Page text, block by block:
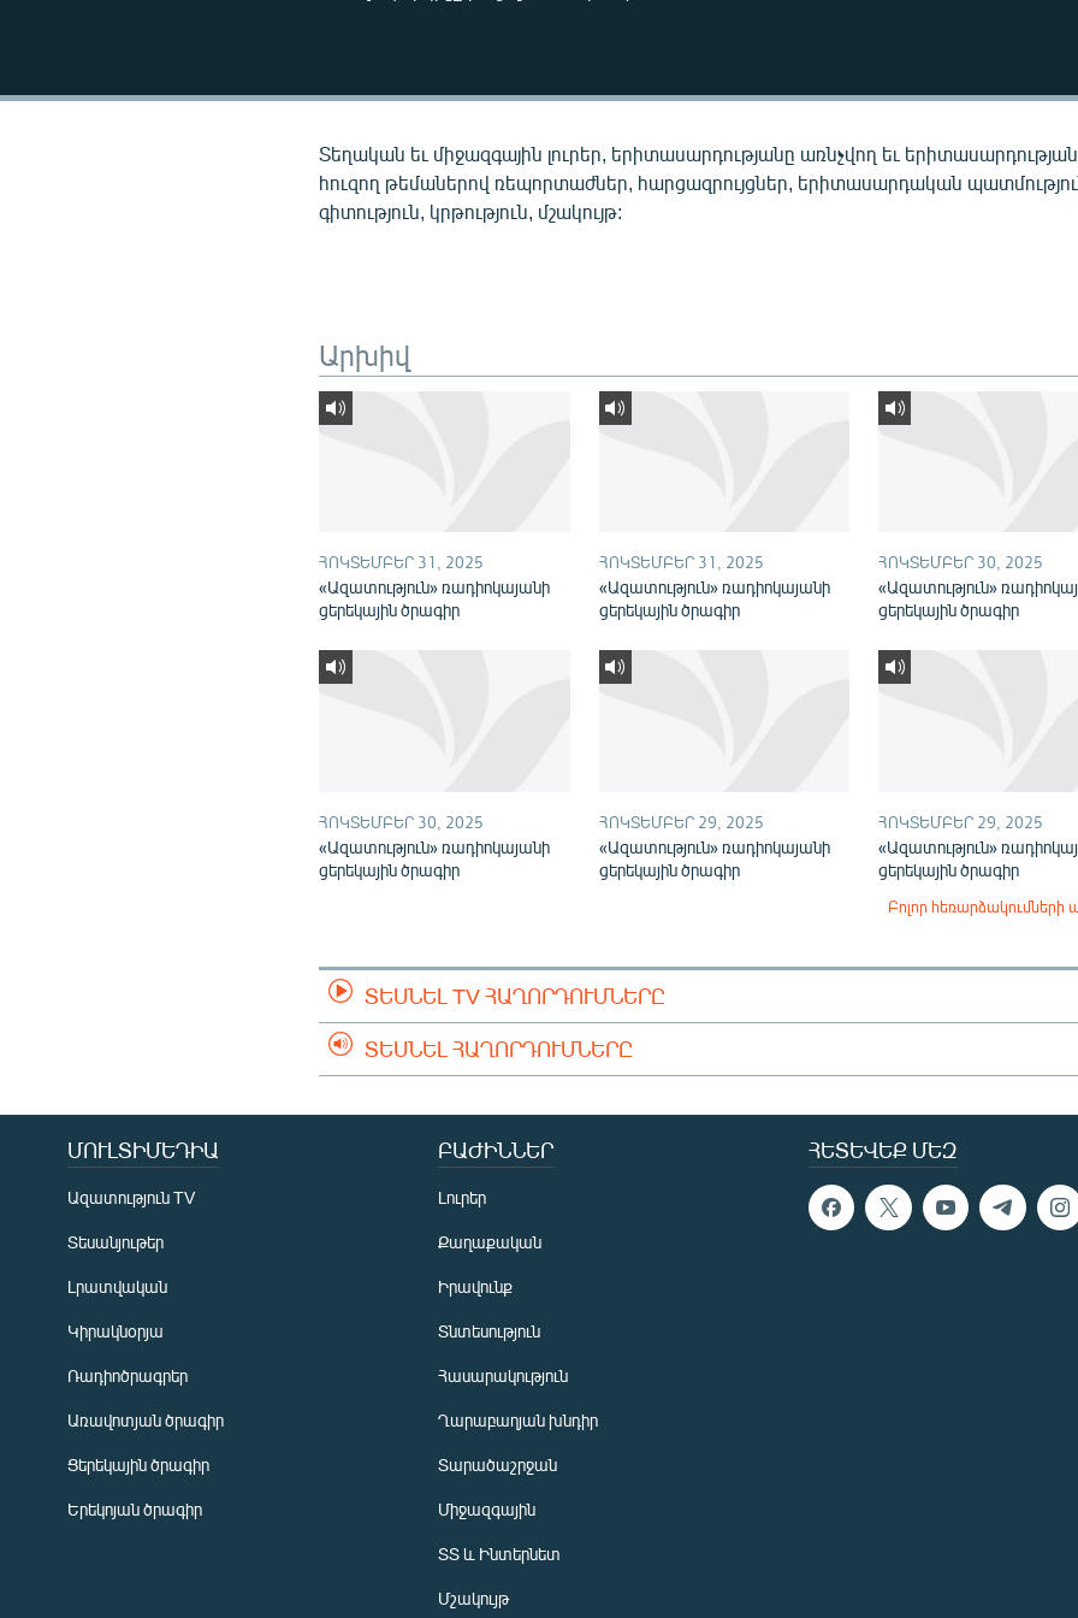
ՍՊՈՐՏ
Տեղական եւ միջազգային լուրեր, երիտասարդությանը առնչվող եւ
հուզող թեմաներով ռեպորտաժներ, հարցազրույցներ, երիտասարդական
գիտություն, կրթություն, մշակույթ:
Արխիվ
ՀՈԿՏԵՄԲԵՐ 31, 2025
«Ազատություն» ռադիոկայանի
ցերեկային ծրագիր
ՀՈԿՏԵՄԲԵՐ 31, 2025
«Ազատություն» ռադիոկայանի
ցերեկային ծրագիր
ՀՈԿՏԵՄԲԵՐ 30, 2025
«Ազատություն»
ցերեկային ծրագիր
ՀՈԿՏԵՄԲԵՐ 30, 2025
«Ազատություն» ռադիոկայանի
ցերեկային ծրագիր
ՀՈԿՏԵՄԲԵՐ 29, 2025
«Ազատություն» ռադիոկայանի
ցերեկային ծրագիր
ՀՈԿՏԵՄԲԵՐ 29, 2025
«Ազատություն»
ցերեկային ծրագիր
Բոլոր հեռարձակումների
ՏԵՍՆԵԼ TV ՀԱՂՈՐԴՈՒՄՆԵՐԸ
ՏԵՍՆԵԼ ՀԱՂՈՐԴՈՒՄՆԵՐԸ
ՀԵՏԵՎԵՔ ՄԵԶ
ՄՈՒԼՏԻՄԵԴԻԱ
Ազատություն TV
Տեսանյութեր
Լրատվական
Կիրակնօրյա
Ռադիոծրագրեր
Առավոտյան ծրագիր
Ցերեկային ծրագիր
Երեկոյան ծրագիր
ԲԱԺԻՆՆԵՐ
Լուրեր
Քաղաքական
Իրավունք
Տնտեսություն
Հասարակություն
Ղարաբաղյան խնդիր
Տարածաշրջան
Միջազգային
ՏՏ և Ինտերնետ
Մշակույթ